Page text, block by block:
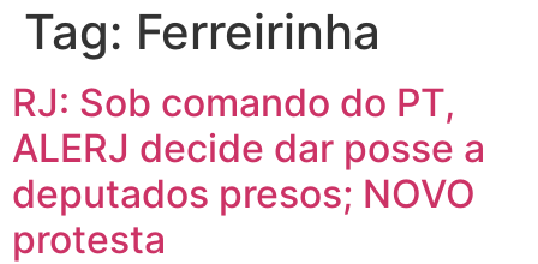
Tag: Ferreirinha
RJ: Sob comando do PT,
ALERJ decide dar posse a
deputados presos; NOVO
protesta